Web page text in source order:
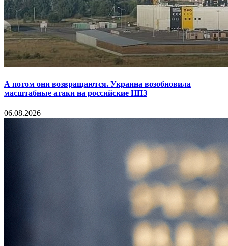
А потом они возвращаются. Украина возобновила
масштабные атаки на российские НПЗ
06.08.2026